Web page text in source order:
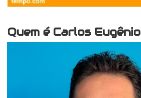
Quem é Carlos Eugênio